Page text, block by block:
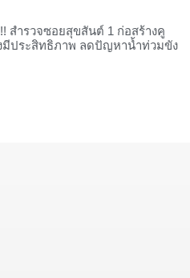
สำรวจซอยสุขสันต์ 1 ก่อสร้างคู
มีประสิทธิภาพ ลดปัญหาน้ำท่วมขัง